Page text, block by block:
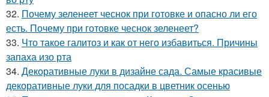
32. Почему зеленеет чеснок при готовке и опасно ли его
есть. Почему при готовке чеснок зеленеет?
33. Что такое галитоз и как от него избавиться. Причины
запаха изо рта
34. Декоративные луки в дизайне сада. Самые красивые
декоративные луки для посадки в цветник осенью